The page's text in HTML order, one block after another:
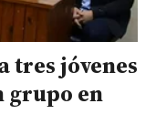
tres jóvenes
grupo en